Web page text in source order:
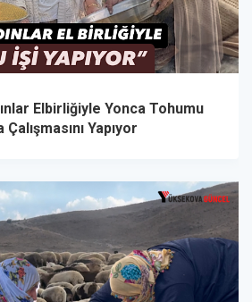
Elbirliğiyle Yonca Tohumu
Yapıyor